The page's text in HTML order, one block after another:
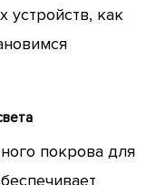
устройств, как
покрова для